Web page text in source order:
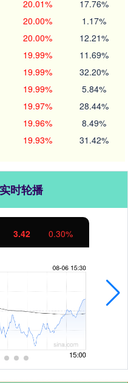
20.01% 17.76%
20.00% 1.17%
20.00% 12.21%
19.99% 11.69%
19.99% 32.20%
19.99% 5.84%
19.97% 28.44%
19.96% 8.49%
19.93% 31.42%
时轮播
-19.58 -0.55%